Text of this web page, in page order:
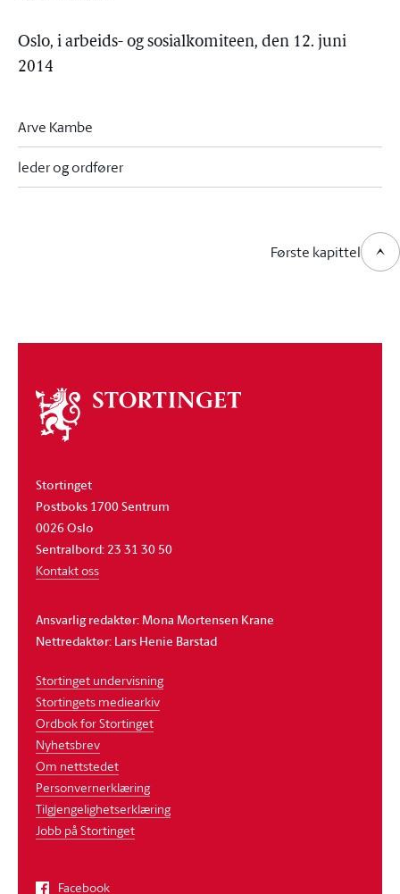
Oslo, i arbeids- og sosialkomiteen, den 12. juni
2014
Arve Kambe
leder og ordfører
Første kapittel
Om
stortinget
Stortinget
Postboks 1700 Sentrum
0026 Oslo
Sentralbord: 23 31 30 50
Kontakt oss
Ansvarlig redaktør: Mona Mortensen Krane
Nettredaktør: Lars Henie Barstad
Stortinget undervisning
Stortingets mediearkiv
Ordbok for Stortinget
Nyhetsbrev
Om nettstedet
Personvernerklæring
Tilgjengelighetserklæring
Jobb på Stortinget
Facebook